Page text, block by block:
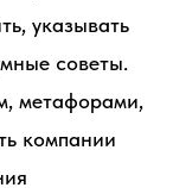
указывать
советы.
метафорами,
компании